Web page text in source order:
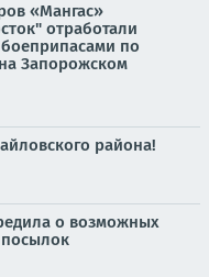
«Мангас»
отработали
по
Запорожском
района!
о возможных
посылок